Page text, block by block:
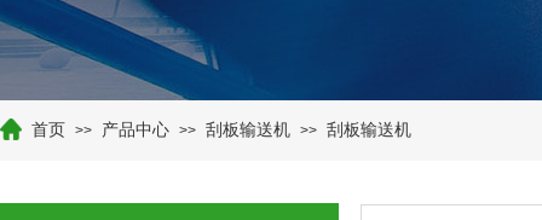
首页 >> 产品中心 >> 刮板输送机 >> 刮板输送机